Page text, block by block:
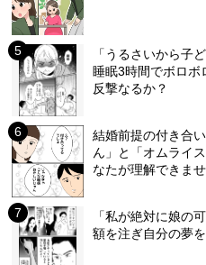
「うるさいから子
睡眠3時間でボロ
反撃なるか？
結婚前提の付き合
ん」と「オムライ
なたが理解できませ
「私が絶対に娘の
額を注ぎ自分の夢